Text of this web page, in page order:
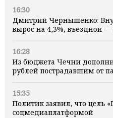
16:30
Дмитрий Чернышенко:
вырос на 4,3%, въездной —
16:28
Из бюджета Чечни
рублей пострадавшим от
15:35
Политик заявил, что цель
соцмедиаплатформой